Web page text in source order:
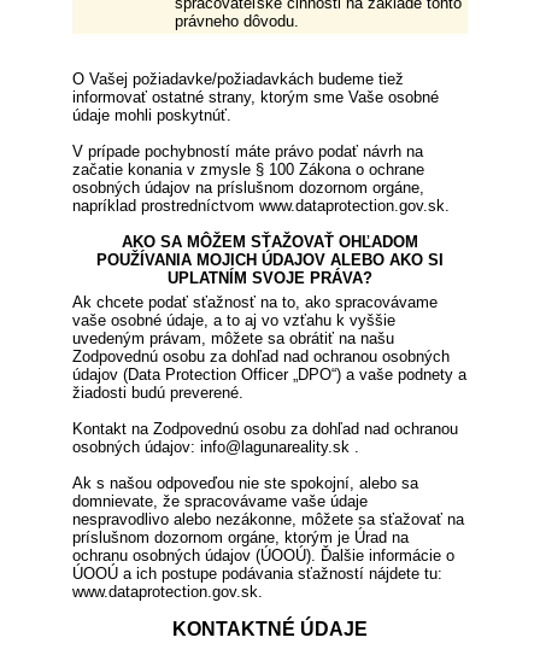
právneho dôvodu.
O Vašej požiadavke/požiadavkách budeme tiež
informovať ostatné strany, ktorým sme Vaše osobné
údaje mohli poskytnúť.
V prípade pochybností máte právo podať návrh na
začatie konania v zmysle § 100 Zákona o ochrane
osobných údajov na príslušnom dozornom orgáne,
napríklad prostredníctvom www.dataprotection.gov.sk.
AKO SA MÔŽEM SŤAŽOVAŤ OHĽADOM
POUŽÍVANIA MOJICH ÚDAJOV ALEBO AKO SI
UPLATNÍM SVOJE PRÁVA?
Ak chcete podať sťažnosť na to, ako spracovávame
vaše osobné údaje, a to aj vo vzťahu k vyššie
uvedeným právam, môžete sa obrátiť na našu
Zodpovednú osobu za dohľad nad ochranou osobných
údajov (Data Protection Officer „DPO“) a vaše podnety a
žiadosti budú preverené.
Kontakt na Zodpovednú osobu za dohľad nad ochranou
osobných údajov: info@lagunareality.sk .
Ak s našou odpoveďou nie ste spokojní, alebo sa
domnievate, že spracovávame vaše údaje
nespravodlivo alebo nezákonne, môžete sa sťažovať na
príslušnom dozornom orgáne, ktorým je Úrad na
ochranu osobných údajov (ÚOOÚ). Ďalšie informácie o
ÚOOÚ a ich postupe podávania sťažností nájdete tu:
www.dataprotection.gov.sk.
KONTAKTNÉ ÚDAJE